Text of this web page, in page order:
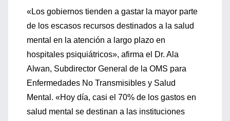
«Los gobiernos tienden a gastar la mayor parte
de los escasos recursos destinados a la salud
mental en la atención a largo plazo en
hospitales psiquiátricos», afirma el Dr. Ala
Alwan, Subdirector General de la OMS para
Enfermedades No Transmisibles y Salud
Mental. «Hoy día, casi el 70% de los gastos en
salud mental se destinan a las instituciones